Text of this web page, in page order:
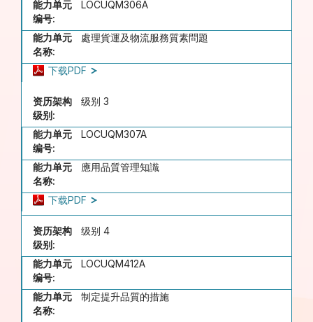
能力单元
编号:
LOCUQM306A
能力单元
名称:
處理貨運及物流服務質素問題
下载PDF
资历架构
级别:
级别 3
能力单元
编号:
LOCUQM307A
能力单元
名称:
應用品質管理知識
下载PDF
资历架构
级别:
级别 4
能力单元
编号:
LOCUQM412A
能力单元
名称:
制定提升品質的措施